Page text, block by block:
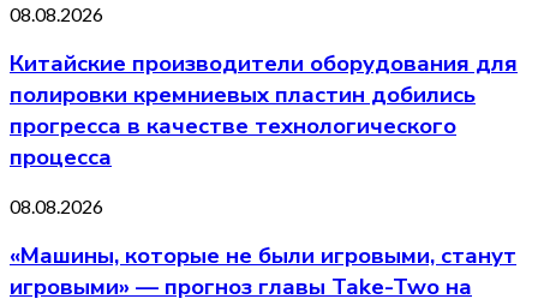
08.08.2026
Китайские производители оборудования для
полировки кремниевых пластин добились
прогресса в качестве технологического
процесса
08.08.2026
«Машины, которые не были игровыми, станут
игровыми» — прогноз главы Take-Two на